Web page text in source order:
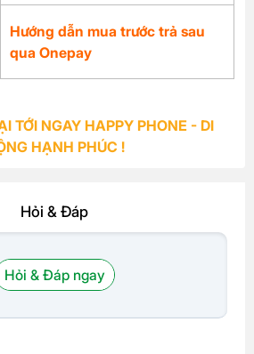
Hướng dẫn mua trước trả sau
qua Onepay
TỚI NGAY HAPPY PHONE - DI
HẠNH PHÚC !
Hỏi & Đáp
Hỏi & Đáp ngay